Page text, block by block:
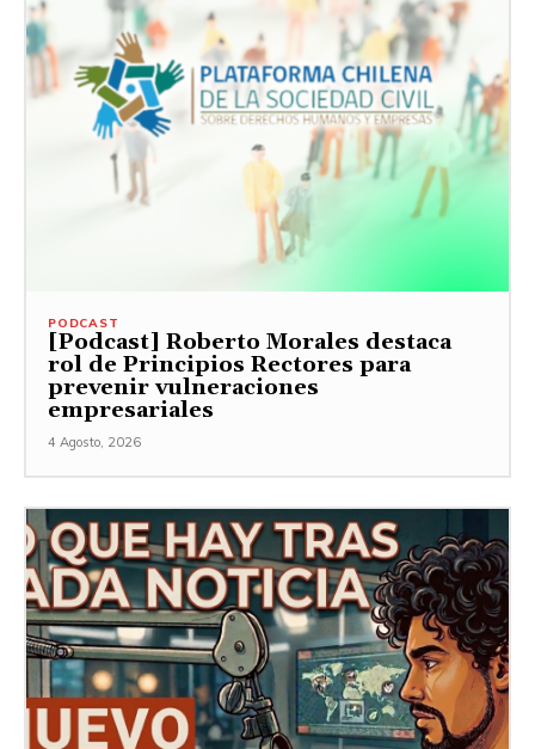
PODCAST
[Podcast] Roberto Morales destaca
rol de Principios Rectores para
prevenir vulneraciones
empresariales
4 Agosto, 2026